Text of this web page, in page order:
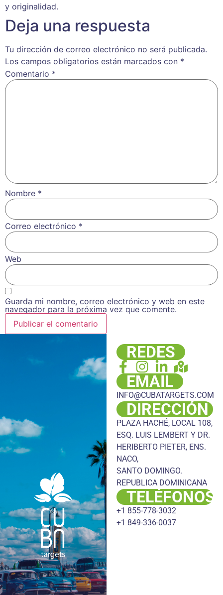
y originalidad.
Deja una respuesta
Tu dirección de correo electrónico no será publicada.
Los campos obligatorios están marcados con *
Comentario *
Nombre *
Correo electrónico *
Web
Guarda mi nombre, correo electrónico y web en este
navegador para la próxima vez que comente.
REDES
EMAIL
INFO@CUBATARGETS.COM
DIRECCIÓN
PLAZA HACHÉ, LOCAL 108,
ESQ. LUIS LEMBERT Y DR.
HERIBERTO PIETER, ENS.
NACO,
SANTO DOMINGO.
REPUBLICA DOMINICANA
TELÉFONOS
+1 855-778-3032
+1 849-336-0037